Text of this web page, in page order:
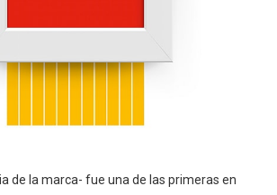
de la marca- fue una de las primeras en